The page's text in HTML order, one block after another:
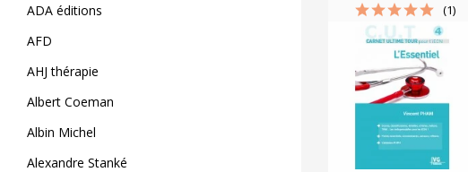
ADA éditions
AFD
AHJ thérapie
Albert Coeman
Albin Michel
Alexandre Stanké
(1)